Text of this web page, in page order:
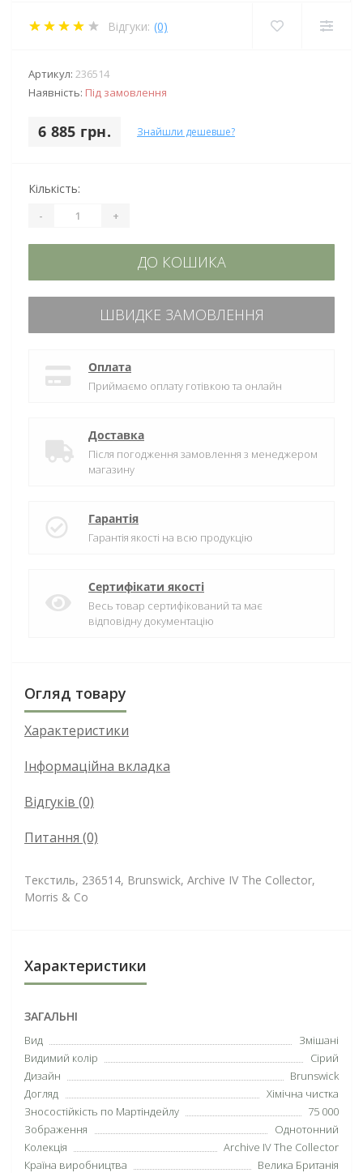
Відгуки: (0)
Артикул: 236514
Наявність: Під замовлення
6 885 грн. Знайшли дешевше?
Кількість:
- +
ДО КОШИКА
ШВИДКЕ ЗАМОВЛЕННЯ
Оплата
Приймаємо оплату готівкою та онлайн
Доставка
Після погодження замовлення з менеджером
магазину
Гарантія
Гарантія якості на всю продукцію
Сертифікати якості
Весь товар сертифікований та має
відповідну документацію
Огляд товару
Характеристики
Інформаційна вкладка
Відгуків (0)
Питання (0)
Текстиль, 236514, Brunswick, Archive IV The Collector,
Morris & Co
Характеристики
ЗАГАЛЬНІ
Вид
Змішані
Видимий колір
Сірий
Дизайн
Brunswick
Догляд
Хімічна чистка
Зносостійкість по Мартіндейлу
75 000
Зображення
Однотонний
Колекція
Archive IV The Collector
Країна виробництва
Велика Британія